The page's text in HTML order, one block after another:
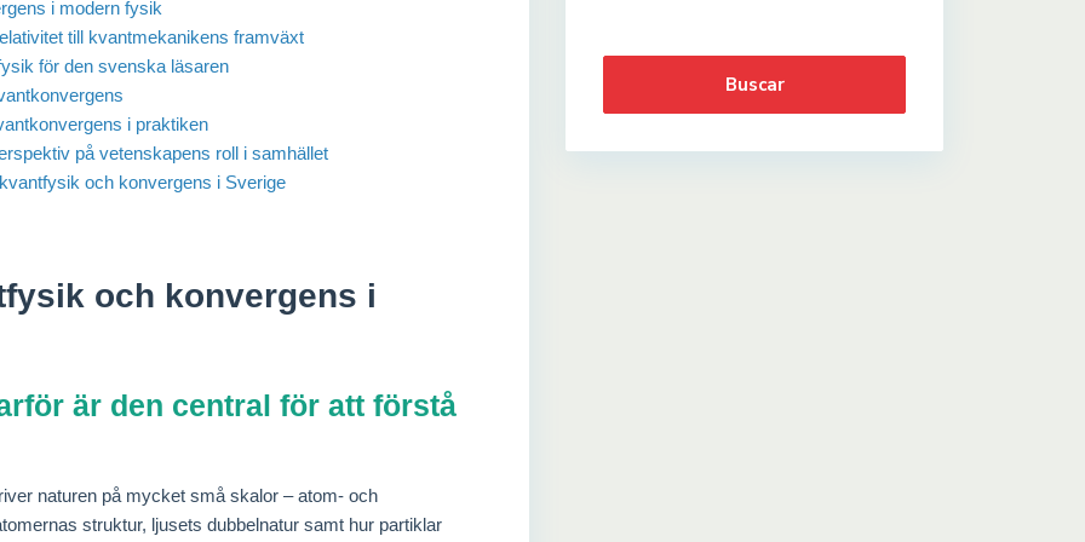
i modern fysik
till kvantmekanikens framväxt
för den svenska läsaren
i praktiken
på vetenskapens roll i samhället
och konvergens i Sverige
och konvergens i
är den central för att förstå
naturen på mycket små skalor – atom- och
struktur, ljusets dubbelnatur samt hur partiklar
Buscar